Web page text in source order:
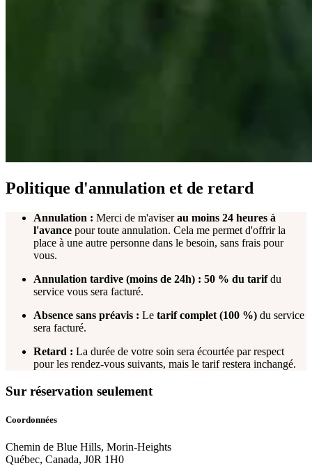
Politique d'annulation et de retard
Annulation : Merci de m'aviserau moins 24 heures à
l'avance pour toute annulation. Cela me permet d'offrir la
place à une autre personne dans le besoin, sans frais pour
vous.
Annulation tardive (moins de 24h) : 50 % du tarifdu
service vous sera facturé.
Absence sans préavis : Le tarif complet (100 %) du service
sera facturé.
Retard : La durée de votre soin sera écourtée par respect
pour les rendez-vous suivants, mais le tarif restera inchangé.
Sur réservation seulement
Coordonnées
Chemin de Blue Hills, Morin-Heights
Québec, Canada, J0R 1H0